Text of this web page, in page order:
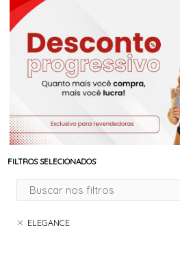
FILTROS SELECIONADOS
ELEGANCE